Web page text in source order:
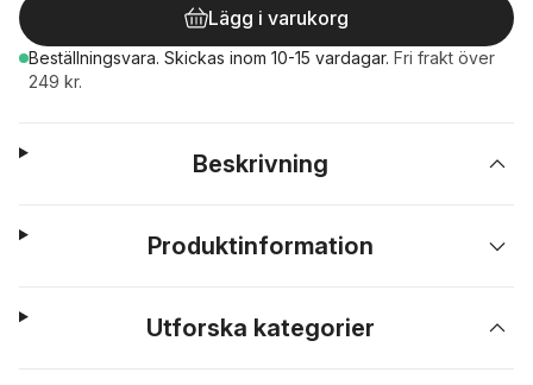
Lägg i varukorg
Beställningsvara. Skickas inom 10-15 vardagar. Fri frakt över
249 kr.
Beskrivning
Produktinformation
Utforska kategorier